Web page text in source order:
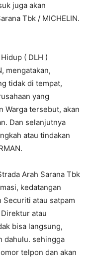
juga akan
Tbk / MICHELIN.
( DLH )
mengatakan,
tidak di tempat,
yang
Warga tersebut, akan
Dan selanjutnya
atau tindakan
Arah Sarana Tbk
kedatangan
atau satpam
atau
bisa langsung,
dahulu. sehingga
telpon dan akan